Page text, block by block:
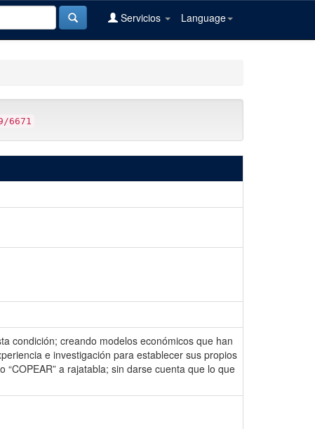
Language
Servicios
6671
condición; creando modelos económicos que han
e investigación para establecer sus propios
a rajatabla; sin darse cuenta que lo que